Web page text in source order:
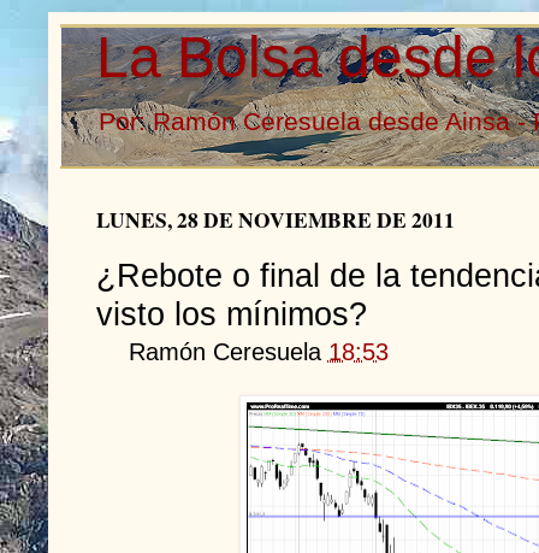
La Bolsa desde
Por: Ramón Ceresuela desde Ainsa -
LUNES, 28 DE NOVIEMBRE DE 2011
¿Rebote o final de la
visto los mínimos?
Ramón Ceresuela 18:53